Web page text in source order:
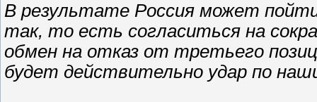
В результате Россия может
так, то есть согласиться на
обмен на отказ от третьего
будет действительно удар по